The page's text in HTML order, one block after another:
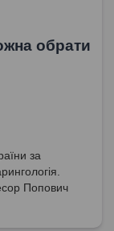
обрати
за
Попович